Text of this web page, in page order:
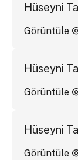
Hüseyni
Görüntüle
Hüseyni
Görüntüle
Hüseyni
Görüntüle